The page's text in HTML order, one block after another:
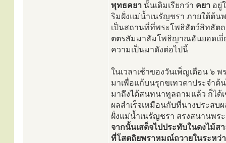
พุทธคยา นั้นเดิมเรียกว่า คยา อยู่
ริมฝั่งแม่น้ำเนรัญชรา ภายใต้ต้น
เป็นสถานที่ที่พระโพธิสัตว์สิทธัต
ตตรสัมมาสัมโพธิญาณอันยอดเยี่
ความเป็นมาดังต่อไปนี้
ในเวลาเช้าของวันเพ็ญเดือน ๖
มาเพื่อแก้บนรุกขเทวดาประจำต้
มาถึงได้สนทนาทูลถามแล้ว ก็ได้
ผลสำเร็จเหมือนกับที่นางประสบ
ฝั่งแม่น้ำเนรัญชรา สรงสนานพร
จากนั้นเสด็จไปประทับในดงไม้ส
ที่โสตถิยพราหมณ์ถวายในระหว่